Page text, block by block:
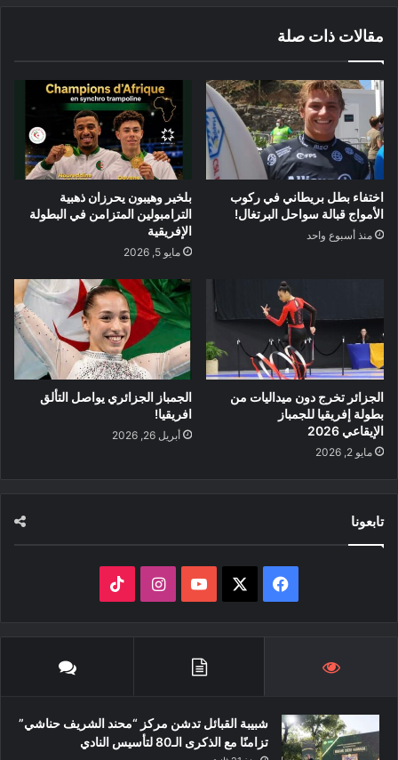
مقالات ذات صلة
اختفاء بطل بريطاني في ركوب
الأمواج قبالة سواحل البرتغال!
منذ أسبوع واحد
بلخير وهيبون يحرزان ذهبية
الترامبولين المتزامن في البطولة
الإفريقية
مايو 5, 2026
الجزائر تخرج دون ميداليات من
بطولة إفريقيا للجمباز
الإيقاعي 2026
مايو 2, 2026
الجمباز الجزائري يواصل التألق
افريقيا!
أبريل 26, 2026
تابعونا
فيسبوك ‫YouTubeانستقرام
شبيبة القبائل تدشن مركز “محند الشريف حناشي”
تزامنًا مع الذكرى الـ80 لتأسيس النادي